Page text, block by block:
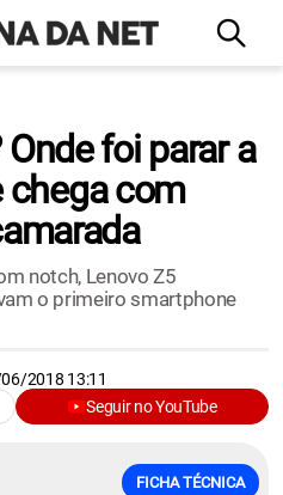
foi parar a
chega com
notch, Lenovo Z5
o primeiro smartphone
2018 13:11
Seguir no YouTube
FICHA TÉCNICA